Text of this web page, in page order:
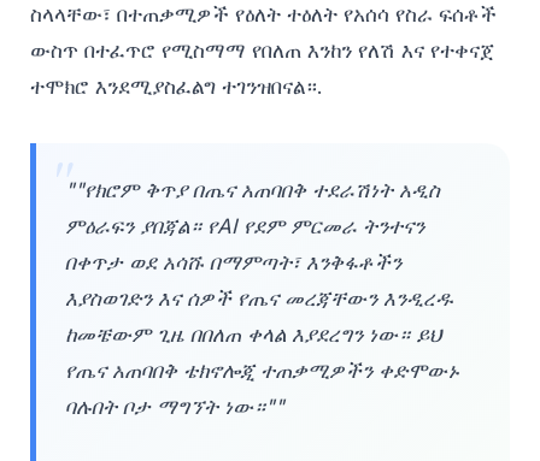
ስላላቸው፣ በተጠቃሚዎች የዕለት ተዕለት የአሰሳ የስራ ፍሰቶች
ውስጥ በተፈጥሮ የሚስማማ የበለጠ እንከን የለሽ እና የተቀናጀ
ተሞክሮ እንደሚያስፈልግ ተገንዝበናል።.
""የክሮም ቅጥያ በጤና አጠባበቅ ተደራሽነት አዲስ
ምዕራፍን ያበጃል። የAI የደም ምርመራ ትንተናን
በቀጥታ ወደ አሳሹ በማምጣት፣ እንቅፋቶችን
እያስወገድን እና ሰዎች የጤና መረጃቸውን እንዲረዱ
ከመቼውም ጊዜ በበለጠ ቀላል እያደረግን ነው። ይህ
የጤና አጠባበቅ ቴክኖሎጂ ተጠቃሚዎችን ቀድሞውኑ
ባሉበት ቦታ ማግኘት ነው።""